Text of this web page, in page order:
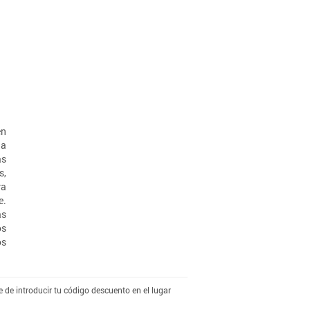
introducir tu código descuento en el lugar